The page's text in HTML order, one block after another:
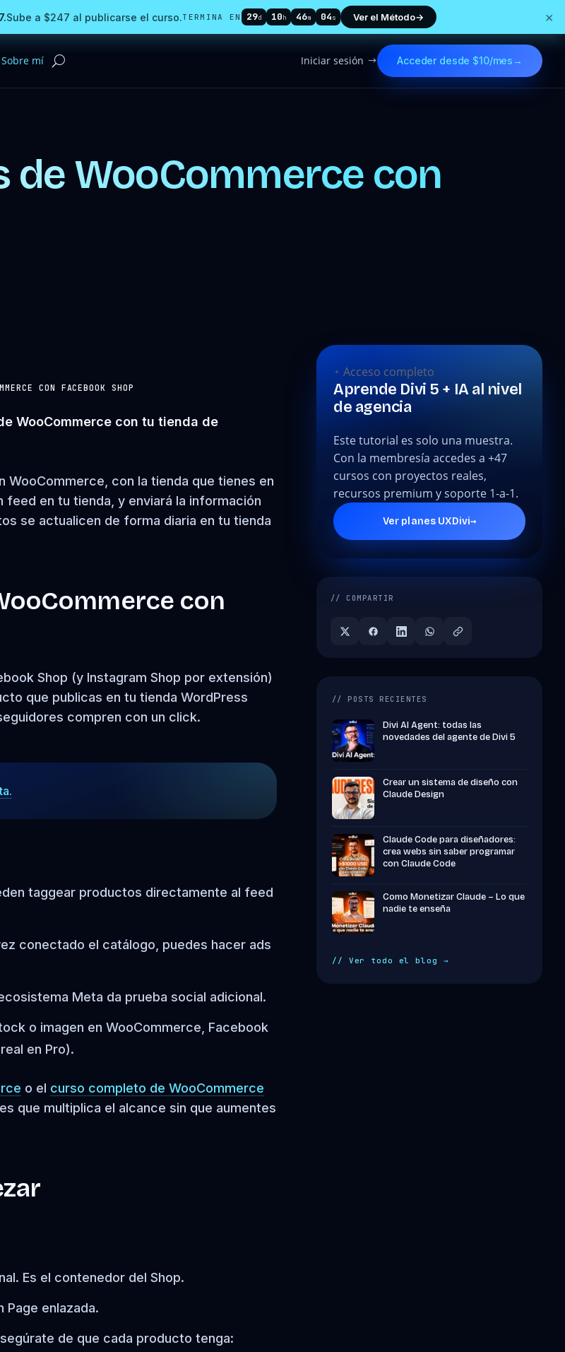
Sube a $247 al publicarse el curso.TERMINA EN 29d 10h 46m 03s Ver el Método→ ×
Sobre mí $
Iniciar sesión Acceder desde $10/mes →
WooCommerce con
CON FACEBOOK SHOP
WooCommerce con tu tienda de
con la tienda que tienes en
feed en tu tienda, y enviará la información
se actualicen de forma diaria en tu tienda
con
Shop (y Instagram Shop por extensión)
que publicas en tu tienda WordPress
compren con un click.
taggear productos directamente al feed
conectado el catálogo, puedes hacer ads
Meta da prueba social adicional.
o imagen en WooCommerce, Facebook
en Pro).
o el curso completo de WooCommerce
que multiplica el alcance sin que aumentes
Es el contenedor del Shop.
Page enlazada.
de que cada producto tenga:
Acceso completo
Aprende Divi 5 + IA al nivel
de agencia
Este tutorial es solo una muestra.
Con la membresía accedes a +47
cursos con proyectos reales,
recursos premium y soporte 1-a-1.
Ver planes UXDivi→
// COMPARTIR
// POSTS RECIENTES
Divi AI Agent: todas las
novedades del agente de Divi 5
Crear un sistema de diseño con
Claude Design
Claude Code para diseñadores:
crea webs sin saber programar
con Claude Code
Como Monetizar Claude – Lo que
nadie te enseña
// Ver todo el blog →